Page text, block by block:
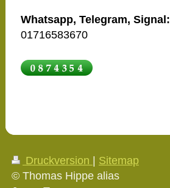
Whatsapp, Telegram, Signal:
01716583670
Druckversion | Sitemap
© Thomas Hippe alias